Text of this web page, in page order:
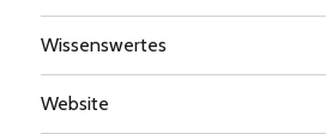
Wissenswertes
Website